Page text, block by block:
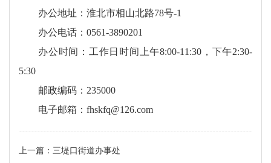
办公地址：淮北市相山北路78号-1
办公电话：0561-3890201
办公时间：工作日时间上午8:00-11:30，下午2:30-
5:30
邮政编码：235000
电子邮箱：fhskfq@126.com
上一篇： 三堤口街道办事处